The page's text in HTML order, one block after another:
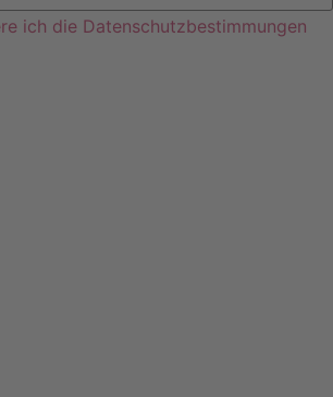
ich die Datenschutzbestimmungen